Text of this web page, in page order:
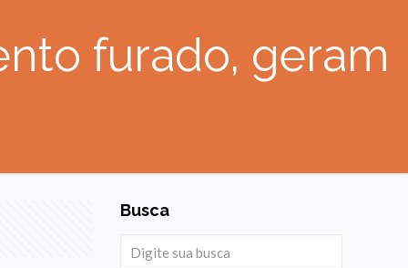
furado, geram
Busca